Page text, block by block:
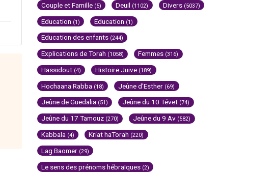
Couple et Famille (5) Deuil (1102) Divers (5037)
Education (1) Education (1)
Education des enfants (244)
Explications de Torah (1058) Femmes (316)
Hassidout (4) Histoire Juive (189)
Hochaana Rabba (18) Jeûne d'Esther (69)
Jeûne de Guedalia (51) Jeûne du 10 Tévet (74)
Jeûne du 17 Tamouz (270) Jeûne du 9 Av (582)
Kabbala (4) Kriat haTorah (220)
Lag Baomer (29)
Le sens des prénoms hébraïques (2)